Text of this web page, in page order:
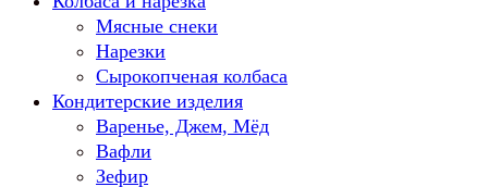
Мясные снеки
Нарезки
Сырокопченая колбаса
Кондитерские изделия
Варенье, Джем, Мёд
Вафли
Зефир